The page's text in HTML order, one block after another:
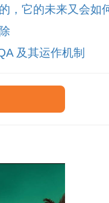
，它的未来又会如
及其运作机制